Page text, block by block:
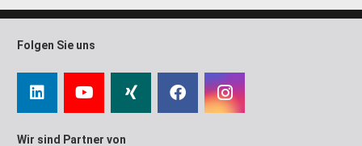
Wir sind Partner von
Folgen Sie uns